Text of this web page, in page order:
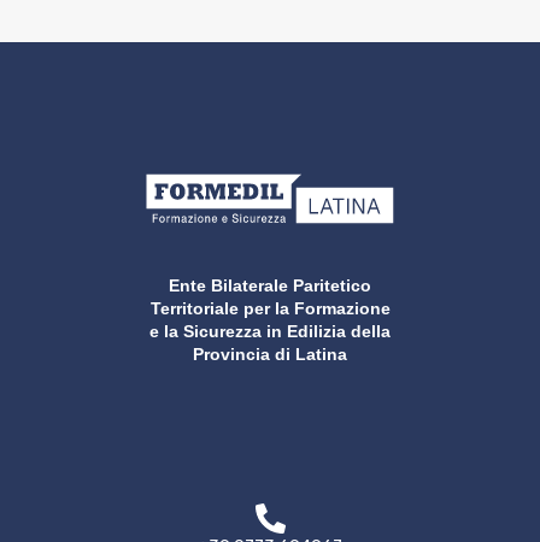
Ente Bilaterale Paritetico
Territoriale per la Formazione
e la Sicurezza in Edilizia della
Provincia di Latina